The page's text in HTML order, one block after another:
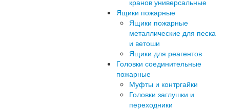
кранов универсальные
Ящики пожарные
Ящики пожарные
металлические для песка
и ветоши
Ящики для реагентов
Головки соединительные
пожарные
Муфты и контргайки
Головки заглушки и
переходники